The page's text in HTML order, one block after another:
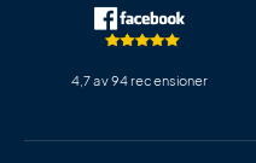
4,7 av 94 recensioner